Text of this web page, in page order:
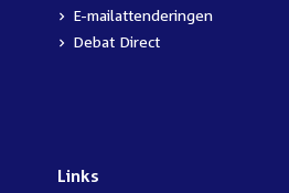
E-mailattenderingen
Debat Direct
Links